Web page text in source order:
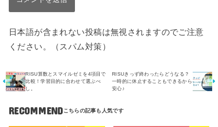
日本語が含まれない投稿は無視されますのでご注意
ください。（スパム対策）
RISU算数とスマイルゼミを4項目で
比較！学習目的に合わせて選ぶべ
し。
RISUきっず終わったらどうなる？
一時的に休止することもできるから
安心♪
RECOMMEND